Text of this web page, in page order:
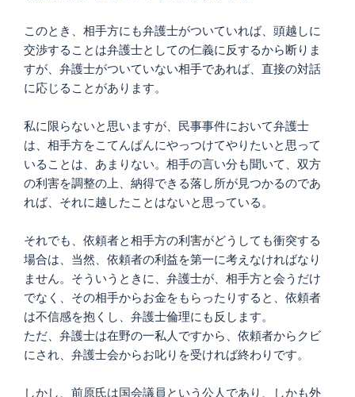
このとき、相手方にも弁護士がついていれば、頭越しに
交渉することは弁護士としての仁義に反するから断りま
すが、弁護士がついていない相手であれば、直接の対話
に応じることがあります。
私に限らないと思いますが、民事事件において弁護士
は、相手方をこてんぱんにやっつけてやりたいと思って
いることは、あまりない。相手の言い分も聞いて、双方
の利害を調整の上、納得できる落し所が見つかるのであ
れば、それに越したことはないと思っている。
それでも、依頼者と相手方の利害がどうしても衝突する
場合は、当然、依頼者の利益を第一に考えなければなり
ません。そういうときに、弁護士が、相手方と会うだけ
でなく、その相手からお金をもらったりすると、依頼者
は不信感を抱くし、弁護士倫理にも反します。
ただ、弁護士は在野の一私人ですから、依頼者からクビ
にされ、弁護士会からお叱りを受ければ終わりです。
しかし、前原氏は国会議員という公人であり、しかも外